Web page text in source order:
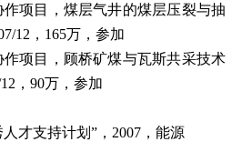
项目，煤层气井的煤层压裂与抽
12 ， 165万，参加
项目，顾桥矿煤与瓦斯共采技术
， 90万，参加
才支持计划”， 2007，能源